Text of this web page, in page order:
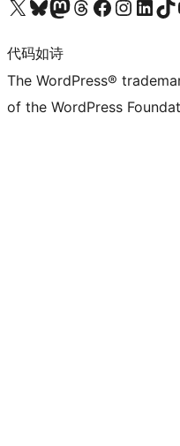
关注我们的 X（原 Twitter）账号访问我们的 Bluesky 账号关注我们的 Mastodon 账号访问我们的 Threads 账号 访问我们的 Facebook 公共主页关注我们的 Instagram 账号 关注我们的 LinkedIn 主页访问我们的 TikTok 账号
代码如诗
The WordPress®
of the WordPress